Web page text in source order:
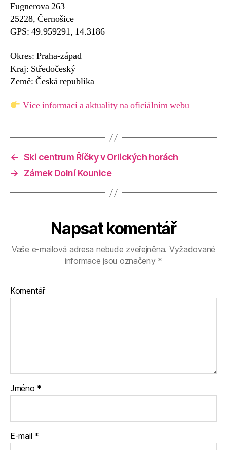
Fugnerova 263
25228, Černošice
GPS: 49.959291, 14.3186
Okres: Praha-západ
Kraj: Středočeský
Země: Česká republika
Více informací a aktuality na oficiálním webu
← Ski centrum Říčky v Orlických horách
→
Zámek Dolní Kounice
Napsat komentář
Vaše e-mailová adresa nebude zveřejněna. Vyžadované
informace jsou označeny *
Komentář
Jméno *
E-mail *